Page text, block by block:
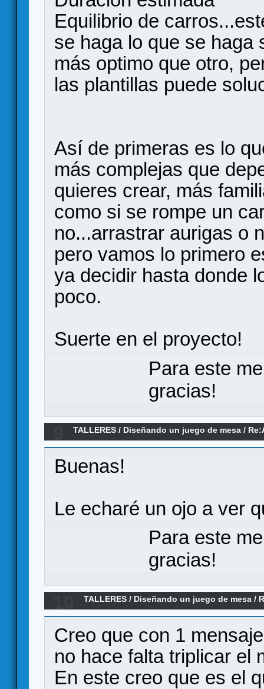
Equilibrio de
se haga lo que se haga
más optimo que otro,
las plantillas puede
Así de primeras es lo
más complejas que
quieres crear, más
como si se rompe un
no...arrastrar aurigas o
pero vamos lo primero
ya decidir hasta donde
poco.
Suerte en el proyecto!
Para este
gracias!
TALLERES / Diseñando un juego de mesa /
Buenas!
Le echaré un ojo a ver
Para este
gracias!
TALLERES / Diseñando un juego de mesa /
Creo que con 1
no hace falta triplicar el
En este creo que es el